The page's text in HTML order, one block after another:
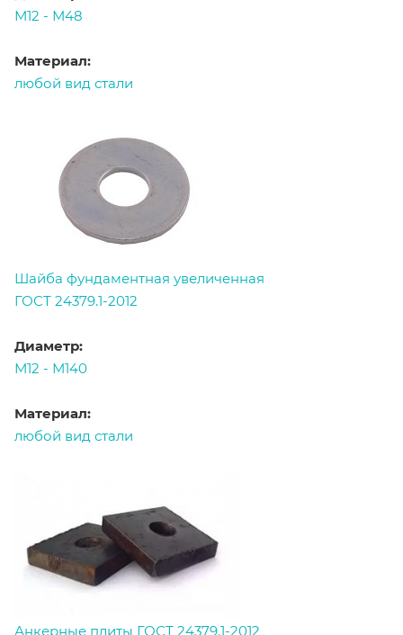
М12 - М48
Материал:
любой вид стали
Шайба фундаментная увеличенная
ГОСТ 24379.1-2012
Диаметр:
М12 - М140
Материал:
любой вид стали
Анкерные плиты ГОСТ 24379.1-2012